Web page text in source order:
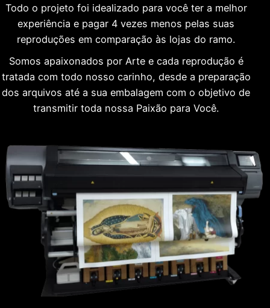
Todo o projeto foi idealizado para você ter a melhor
experiência e pagar 4 vezes menos pelas suas
reproduções em comparação às lojas do ramo.
Somos apaixonados por Arte e cada reprodução é
tratada com todo nosso carinho, desde a preparação
dos arquivos até a sua embalagem com o objetivo de
transmitir toda nossa Paixão para Você.